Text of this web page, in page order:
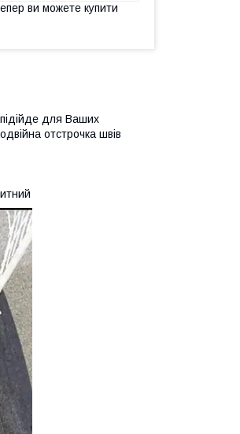
ви можете купити
для Ваших
отстрочка швів